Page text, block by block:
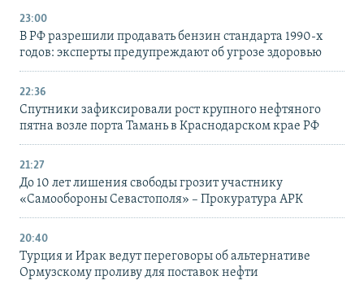
23:00
В РФ разрешили продавать бензин стандарта 1990-х
годов: эксперты предупреждают об угрозе здоровью
22:36
Спутники зафиксировали рост крупного нефтяного
пятна возле порта Тамань в Краснодарском крае РФ
21:27
До 10 лет лишения свободы грозит участнику
«Самообороны Севастополя» – Прокуратура АРК
20:40
Турция и Ирак ведут переговоры об альтернативе
Ормузскому проливу для поставок нефти